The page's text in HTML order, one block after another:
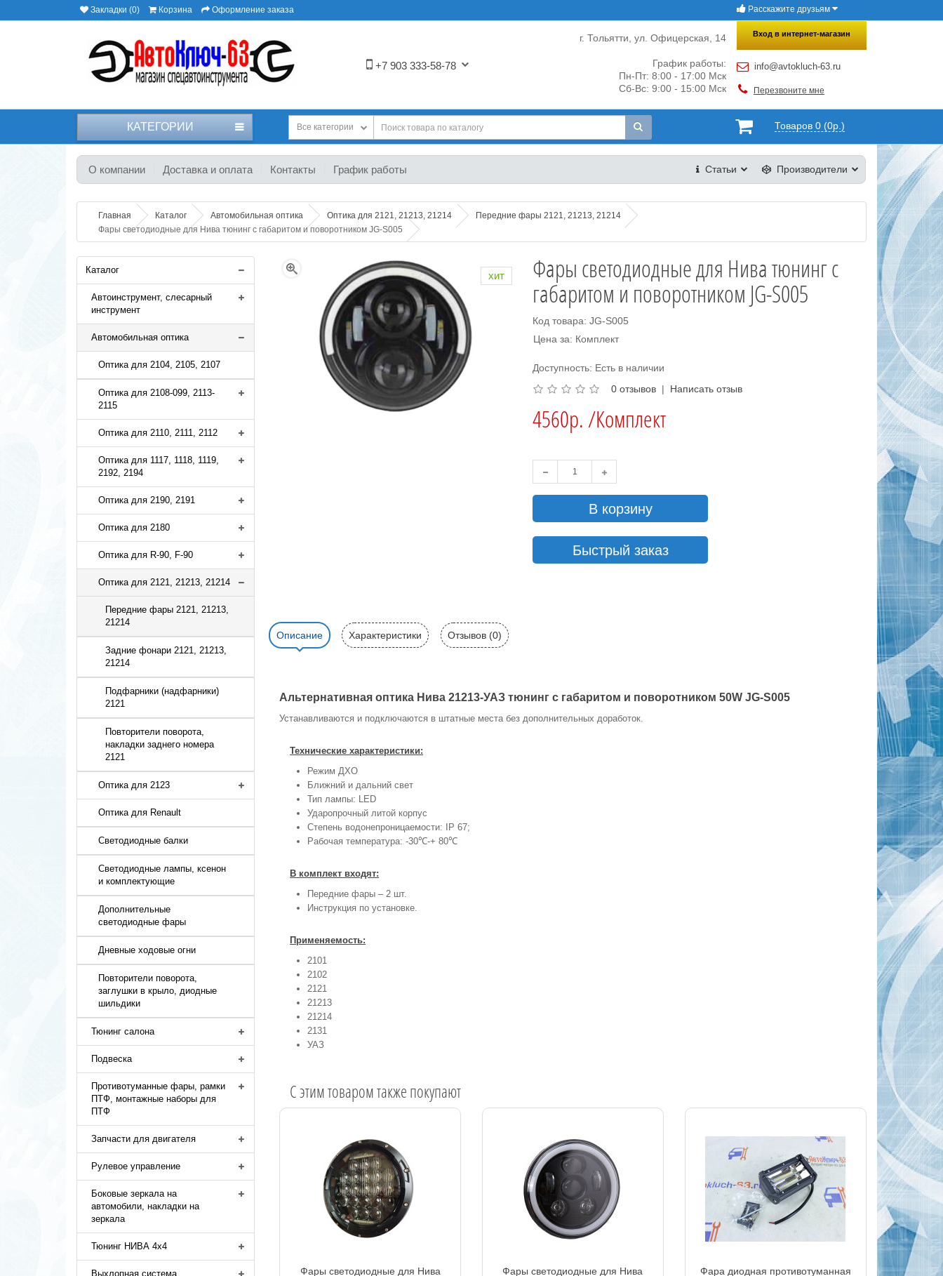
×
Закладки (0) Корзина Оформление заказа Расскажите друзьям
+7 903 333-58-78
Вход в интернет-магазин
info@avtokluch-63.ru
Перезвоните мне
г. Тольятти, ул. Офицерская, 14
График работы:
Пн-Пт: 8:00 - 17:00 Мск
Сб-Вс: 9:00 - 15:00 Мск
КАТЕГОРИИ Товаров 0 (0р.)
Все категории
О компании Доставка и оплата Контакты График работы Производители
Статьи
Главная Каталог Автомобильная оптика Оптика для 2121, 21213, 21214
Передние фары 2121, 21213, 21214
Фары светодиодные для Нива тюнинг с габаритом и поворотником JG-S005
Каталог
Автоинструмент, слесарный
инструмент
Автомобильная оптика
Оптика для 2104, 2105, 2107
Оптика для 2108-099, 2113-
2115
Оптика для 2110, 2111, 2112
Оптика для 1117, 1118, 1119,
2192, 2194
Оптика для 2190, 2191
Оптика для 2180
Оптика для R-90, F-90
Оптика для 2121, 21213, 21214
Передние фары 2121, 21213,
21214
Задние фонари 2121, 21213,
21214
Подфарники (надфарники)
2121
Повторители поворота,
накладки заднего номера
2121
Оптика для 2123
Оптика для Renault
Светодиодные балки
Светодиодные лампы, ксенон
и комплектующие
Дополнительные
светодиодные фары
Дневные ходовые огни
Повторители поворота,
заглушки в крыло, диодные
шильдики
Тюнинг салона
Подвеска
Противотуманные фары, рамки
ПТФ, монтажные наборы для
ПТФ
Запчасти для двигателя
Рулевое управление
Боковые зеркала на
автомобили, накладки на
зеркала
Тюнинг НИВА 4х4
Выхлопная система
хит
Фары светодиодные для Нива тюнинг с
габаритом и поворотником JG-S005
Код товара: JG-S005
Цена за: Комплект
Доступность: Есть в наличии
0 отзывов | Написать отзыв
4560р. /Комплект
В корзину
Быстрый заказ
Описание Характеристики Отзывов (0)
Альтернативная оптика Нива 21213-УАЗ тюнинг с габаритом и поворотником 50W JG-S005
Устанавливаются и подключаются в штатные места без дополнительных доработок.
Технические характеристики:
Режим ДХО
Ближний и дальний свет
Тип лампы: LED
Ударопрочный литой корпус
Степень водонепроницаемости: IP 67;
Рабочая температура: -30℃-+ 80℃
В комплект входят:
Передние фары – 2 шт.
Инструкция по установке.
Применяемость:
2101
2102
2121
21213
21214
2131
УАЗ
C этим товаром также покупают
Фары светодиодные для Нива
Фары светодиодные для Нива
Фара диодная противотуманная